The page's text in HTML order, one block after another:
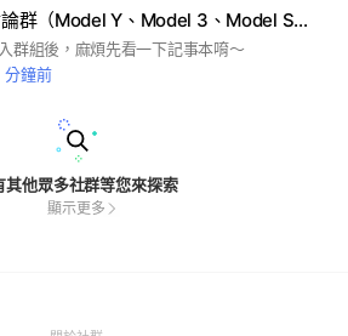
Tesla 3.0討論群（Model Y、Model 3、Model S、Model X）
群組後，麻煩先看一下記事本唷～
分鐘前
其他眾多社群等您來探索
顯示更多